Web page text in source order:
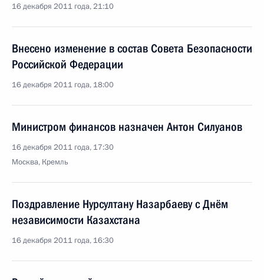
16 декабря 2011 года, 21:10
Внесено изменение в состав Совета Безопасности
Российской Федерации
16 декабря 2011 года, 18:00
Министром финансов назначен Антон Силуанов
16 декабря 2011 года, 17:30
Москва, Кремль
Поздравление Нурсултану Назарбаеву с Днём
независимости Казахстана
16 декабря 2011 года, 16:30